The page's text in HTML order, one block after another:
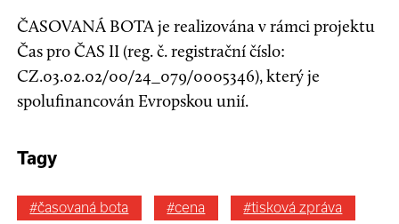
ČASOVANÁ BOTA je realizována v rámci projektu
Čas pro ČAS II (reg. č. registrační číslo:
CZ.03.02.02/00/24_079/0005346), který je
spolufinancován Evropskou unií.
Tagy
#časovaná bota #cena #tisková zpráva